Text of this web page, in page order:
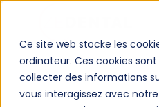
Ce site web stocke les
ordinateur. Ces cookies
collecter des informations
vous interagissez avec